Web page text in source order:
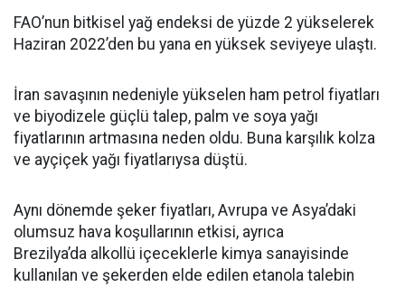
FAO’nun bitkisel yağ endeksi de yüzde 2 yükselerek
Haziran 2022’den bu yana en yüksek seviyeye ulaştı.
İran savaşının nedeniyle yükselen ham petrol fiyatları
ve biyodizele güçlü talep, palm ve soya yağı
fiyatlarının artmasına neden oldu. Buna karşılık kolza
ve ayçiçek yağı fiyatlarıysa düştü.
Aynı dönemde şeker fiyatları, Avrupa ve Asya’daki
olumsuz hava koşullarının etkisi, ayrıca
Brezilya’da alkollü içeceklerle kimya sanayisinde
kullanılan ve şekerden elde edilen etanola talebin